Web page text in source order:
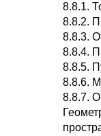
8.8.1.
8.8.2.
8.8.3.
8.8.4.
8.8.5.
8.8.6.
8.8.7.